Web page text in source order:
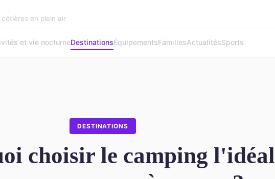
en plein air
et vie nocturneDestinationsÉquipementsFamillesActualitésSports
DESTINATIONS
choisir le camping l'idéal